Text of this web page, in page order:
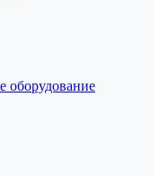
оборудование